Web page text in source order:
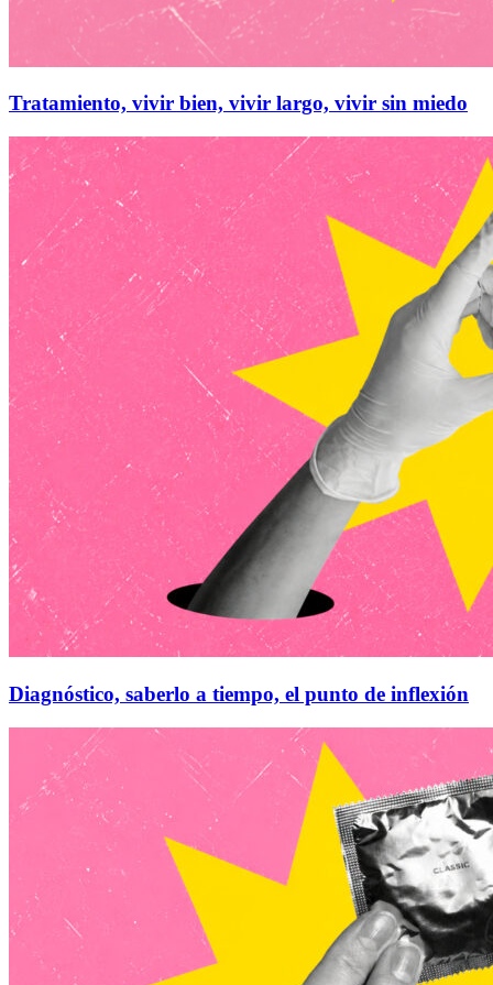
Tratamiento, vivir bien, vivir largo, vivir sin miedo
Diagnóstico, saberlo a tiempo, el punto de inflexión